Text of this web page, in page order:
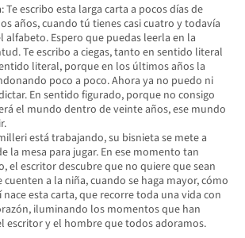
Te escribo esta larga carta a pocos días de
años, cuando tú tienes casi cuatro y todavía
alfabeto. Espero que puedas leerla en la
Te escribo a ciegas, tanto en sentido literal
literal, porque en los últimos años la
poco a poco. Ahora ya no puedo ni
En sentido figurado, porque no consigo
el mundo dentro de veinte años, ese mundo
está trabajando, su bisnieta se mete a
la mesa para jugar. En ese momento tan
el escritor descubre que no quiere que sean
a la niña, cuando se haga mayor, cómo
nace esta carta, que recorre toda una vida con
iluminando los momentos que han
escritor y el hombre que todos adoramos.